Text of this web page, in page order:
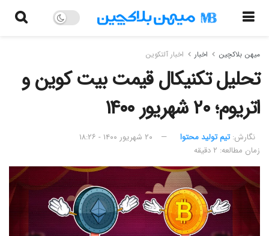
میهن بلاکچین اخبار اخبار آلتکوین
تحلیل تکنیکال قیمت بیت کوین و
اتریوم؛ ۲۰ شهریور ۱۴۰۰
نگارش:‌ تیم تولید محتوا
۲۰ شهریور ۱۴۰۰ - ۱۸:۲۶
زمان مطالعه: ۲ دقیقه